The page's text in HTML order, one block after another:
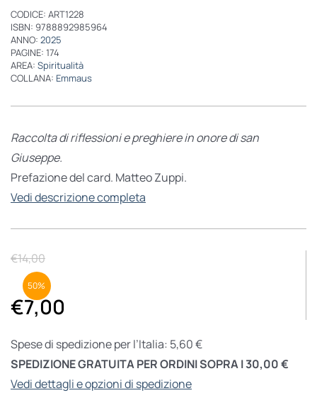
CODICE: ART1228
ISBN: 9788892985964
ANNO: 2025
PAGINE: 174
AREA: Spiritualità
COLLANA: Emmaus
Raccolta di riflessioni e preghierein onore di san
Giuseppe.
Prefazione del card. Matteo Zuppi.
Vedi descrizione completa
€14,00
€7,00
50%
Spese di spedizione per l’Italia: 5,60 €
SPEDIZIONE GRATUITA PER ORDINI SOPRA I 30,00 €
Vedi dettagli e opzioni di spedizione